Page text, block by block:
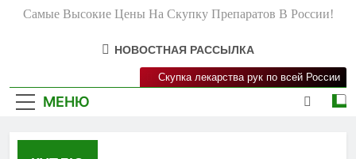
Самые Высокие Цены На Скупку Препаратов В России!
НОВОСТНАЯ РАССЫЛКА
МЕНЮ
Скупка лекарства рук по всей России